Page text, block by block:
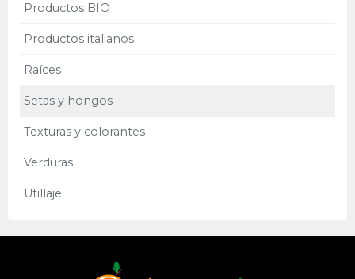
Productos BIO
Productos italianos
Raíces
Setas y hongos
Texturas y colorantes
Verduras
Utillaje